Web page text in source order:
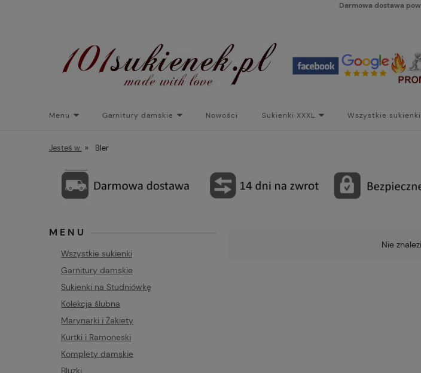
Darmowa dostawa
Menu Garnitury damskie Nowości Sukienki XXXL Wszystkie sukienki
Torebki do sukienek
Jesteś w: » Bler
MENU
Wszystkie sukienki
Garnitury damskie
Sukienki na Studniówkę
Kolekcja ślubna
Marynarki i Żakiety
Kurtki i Ramoneski
Komplety damskie
Bluzki
Nie